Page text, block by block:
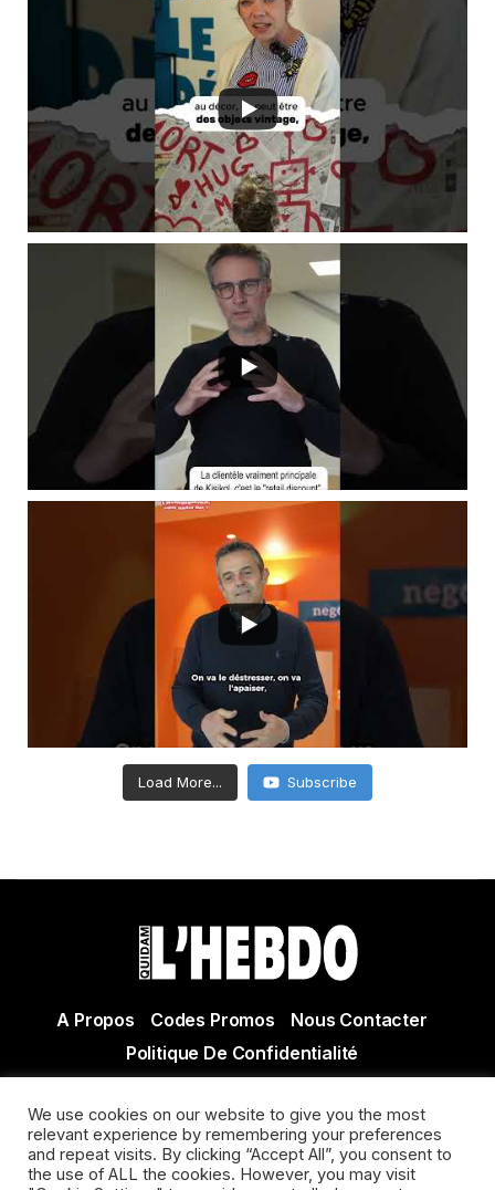
Load More... Subscribe
A Propos Codes Promos
Nous Contacter
Politique De Confidentialité
Actualité Agen - Actualité en lot et Garonne - Actualité
Villeneuve sur Lot
We use cookies on our website to give you the most
relevant experience by remembering your preferences
and repeat visits. By clicking “Accept All”, you consent to
the use of ALL the cookies. However, you may visit